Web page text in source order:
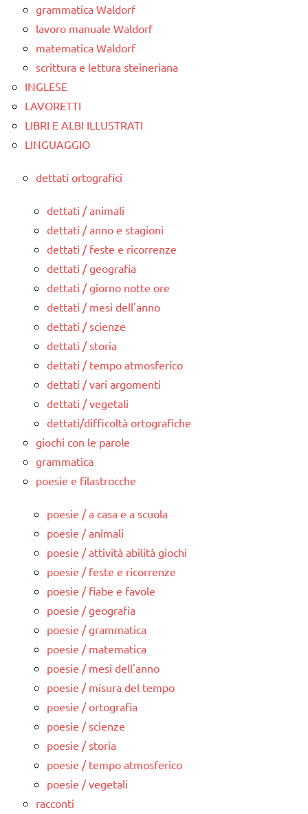
grammatica Waldorf
lavoro manuale Waldorf
matematica Waldorf
scrittura e lettura steineriana
INGLESE
LAVORETTI
LIBRI E ALBI ILLUSTRATI
LINGUAGGIO
dettati ortografici
dettati / animali
dettati / anno e stagioni
dettati / feste e ricorrenze
dettati / geografia
dettati / giorno notte ore
dettati / mesi dell'anno
dettati / scienze
dettati / storia
dettati / tempo atmosferico
dettati / vari argomenti
dettati / vegetali
dettati/difficoltà ortografiche
giochi con le parole
grammatica
poesie e filastrocche
poesie / a casa e a scuola
poesie / animali
poesie / attività abilità giochi
poesie / feste e ricorrenze
poesie / fiabe e favole
poesie / geografia
poesie / grammatica
poesie / matematica
poesie / mesi dell'anno
poesie / misura del tempo
poesie / ortografia
poesie / scienze
poesie / storia
poesie / tempo atmosferico
poesie / vegetali
racconti